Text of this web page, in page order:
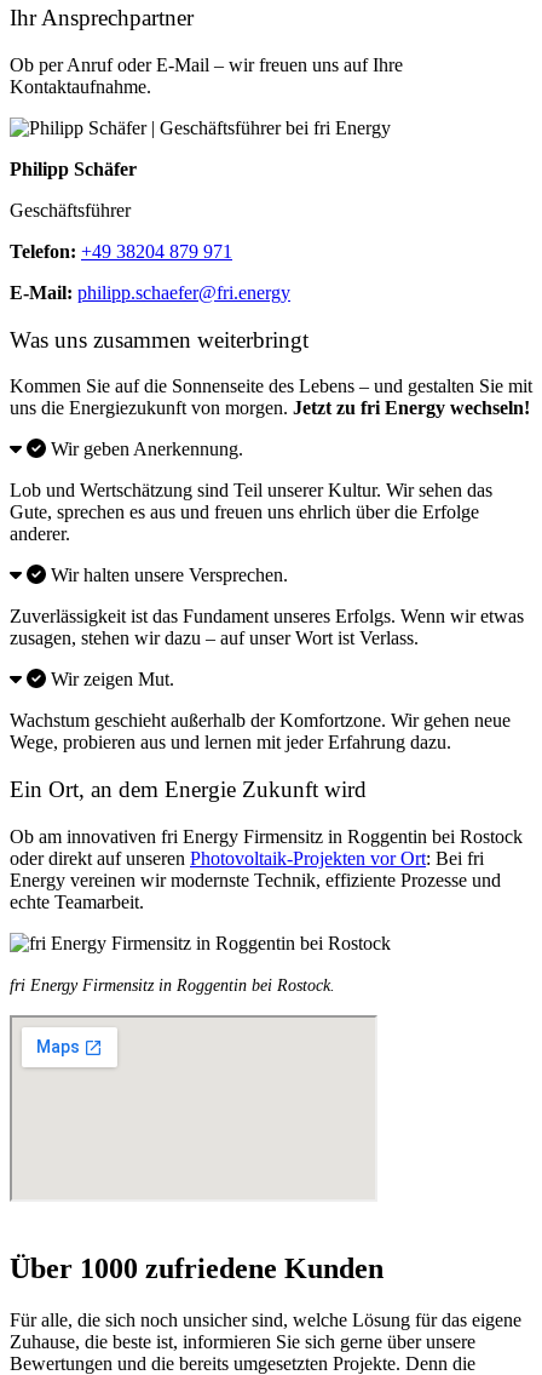
Ihr Ansprechpartner
Ob per Anruf oder E-Mail – wir freuen uns auf Ihre
Kontaktaufnahme.
Philipp Schäfer
Geschäftsführer
Telefon: +49 38204 879 971
E-Mail: philipp.schaefer@fri.energy
Was uns zusammen weiterbringt
Kommen Sie auf die Sonnenseite des Lebens – und gestalten Sie mit
uns die Energiezukunft von morgen. Jetzt zu fri Energy wechseln!
Wir geben Anerkennung.
Lob und Wertschätzung sind Teil unserer Kultur. Wir sehen das
Gute, sprechen es aus und freuen uns ehrlich über die Erfolge
anderer.
Wir halten unsere Versprechen.
Zuverlässigkeit ist das Fundament unseres Erfolgs. Wenn wir etwas
zusagen, stehen wir dazu – auf unser Wort ist Verlass.
Wir zeigen Mut.
Wachstum geschieht außerhalb der Komfortzone. Wir gehen neue
Wege, probieren aus und lernen mit jeder Erfahrung dazu.
Ein Ort, an dem Energie Zukunft wird
Ob am innovativen fri Energy Firmensitz in Roggentin bei Rostock
oder direkt auf unseren Photovoltaik-Projekten vor Ort: Bei fri
Energy vereinen wir modernste Technik, effiziente Prozesse und
echte Teamarbeit.
fri Energy Firmensitz in Roggentin bei Rostock.
Über 1000 zufriedene Kunden
Für alle, die sich noch unsicher sind, welche Lösung für das eigene
Zuhause, die beste ist, informieren Sie sich gerne über unsere
Bewertungen und die bereits umgesetzten Projekte. Denn die